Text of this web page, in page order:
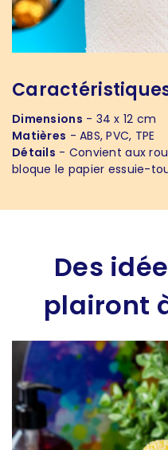
Dimensions - 34 x 12 cm
Matières - ABS, PVC, TPE
Détails - Convient aux
bloque le papier essuie-
Des
plairont